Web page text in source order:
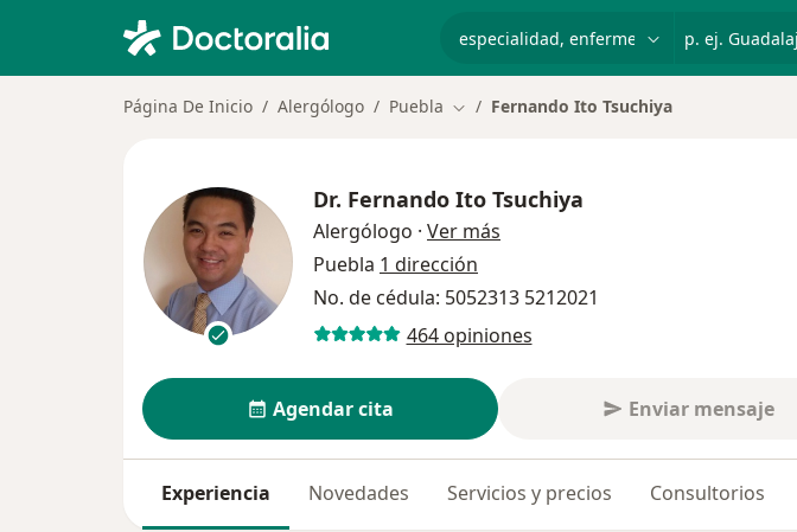
Página De Inicio Alergólogo Puebla Cambiar de ciudad
Fernando Ito Tsuchiya
Dr. Fernando Ito Tsuchiya
Alergólogo · Ver más
Puebla 1 dirección
No. de cédula: 5052313 5212021
464 opiniones
Agendar cita Enviar mensaje
Experiencia Novedades Servicios y precios Consultorios